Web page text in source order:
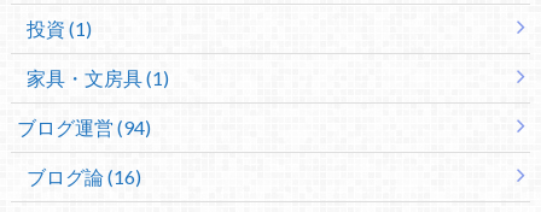
投資 (1)
家具・文房具 (1)
ブログ運営 (94)
ブログ論 (16)